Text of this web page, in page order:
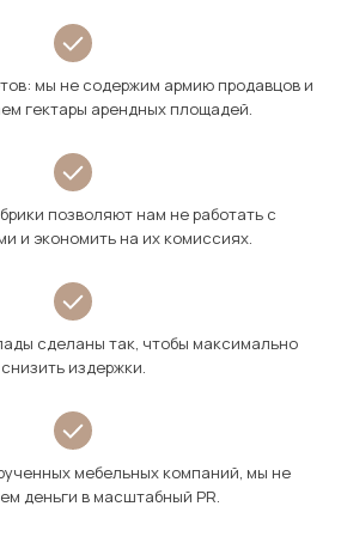
мы не содержим армию продавцов и
гектары арендных площадей.
позволяют нам не работать с
и экономить на их комиссиях.
сделаны так, чтобы максимально
снизить издержки.
мебельных компаний, мы не
деньги в масштабный PR.